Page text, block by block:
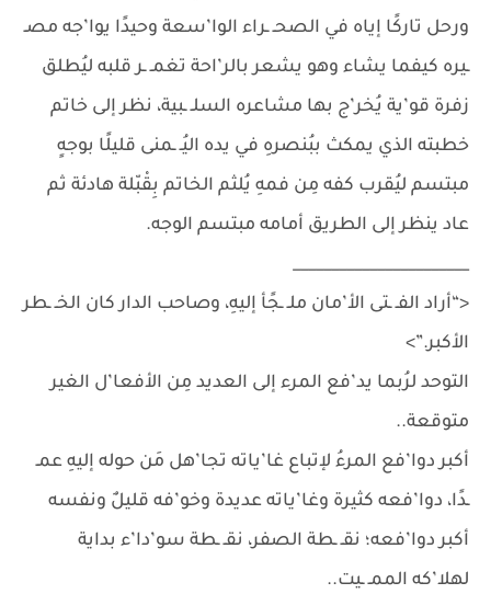
ورحل تاركًا إياه في الصحـ ـراء الوا’سعة وحيدًا يوا’جه مصـ
ـيره كيفما يشاء وهو يشعر بالر’احة تغمـ ـر قلبه ليُطلق
زفرة قو’ية يُخر’ج بها مشاعره السلـ ـبية، نظر إلى خاتم
خطبته الذي يمكث ببُنصرهِ في يده اليُـ ـمنى قليلًا بوجهٍ
مبتسم ليُقرب كفه مِن فمهِ يُلثم الخاتم بِقْبّلة هادئة ثم
عاد ينظر إلى الطريق أمامه مبتسم الوجه.
_______________________
<“أراد الفـ ـتى الأ’مان ملـ ـجًأ إليهِ، وصاحب الدار كان الخـ ـطر
الأكبر.”>
التوحد لرُبما يد’فع المرء إلى العديد مِن الأفعا’ل الغير
متوقعة..
أكبر دوا’فع المرءُ لإتباع غا’ياته تجا’هل مَن حوله إليهِ عمـ
ـدًا، دوا’فعه كثيرة وغا’ياته عديدة وخو’فه قليلٌ ونفسه
أكبر دوا’فعه؛ نقـ ـطة الصفر، نقـ ـطة سو’دا’ء بداية
لهلا’كه الممـ ـيت..